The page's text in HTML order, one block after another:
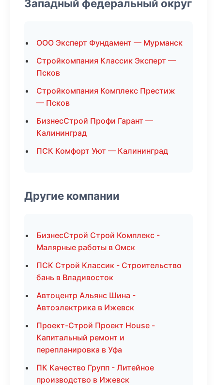
Западный федеральный округ
ООО Эксперт Фундамент — Мурманск
Стройкомпания Классик Эксперт —
Псков
Стройкомпания Комплекс Престиж
— Псков
БизнесСтрой Профи Гарант —
Калининград
ПСК Комфорт Уют — Калининград
Другие компании
БизнесСтрой Строй Комплекс -
Малярные работы в Омск
ПСК Строй Классик - Строительство
бань в Владивосток
Автоцентр Альянс Шина -
Автоэлектрика в Ижевск
Проект-Строй Проект House -
Капитальный ремонт и
перепланировка в Уфа
ПК Качество Групп - Литейное
производство в Ижевск